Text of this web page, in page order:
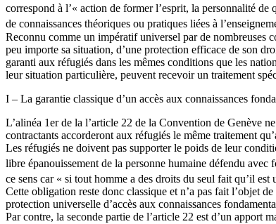
correspond à l’« action de former l’esprit, la personnalité de
de connaissances théoriques ou pratiques liées à
Reconnu comme un impératif universel par de nombreuses
peu importe sa situation, d’une protection efficace de son
garanti aux réfugiés dans les mêmes conditions que les
leur situation particulière, peuvent recevoir un traitement
I – La garantie classique d’un accès aux connaissances
L’alinéa 1er de la l’article 22 de la Convention de Genève
contractants accorderont aux réfugiés le même traitement
Les réfugiés ne doivent pas supporter le poids de leur
libre épanouissement de la personne humaine défendu avec
ce sens car « si tout homme a des droits du seul fait qu’il
Cette obligation reste donc classique et n’a pas fait l’objet
protection universelle d’accès aux connaissances
Par contre, la seconde partie de l’article 22 est d’un apport